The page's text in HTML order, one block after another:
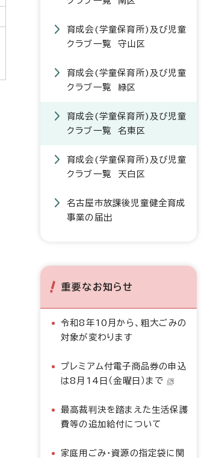
育成会(学童保育所)及び児童
クラブ一覧 守山区
育成会(学童保育所)及び児童
クラブ一覧 緑区
育成会(学童保育所)及び児童
クラブ一覧 名東区
育成会(学童保育所)及び児童
クラブ一覧 天白区
名古屋市放課後児童健全育成
事業の届出
重要なお知らせ
令和8年10月から、粗大ごみの
対象が変わります
プレミアム付電子商品券の申込
は8月14日（金曜日）まで
最高裁判決を踏まえた生活保護
費等の追加給付について
家庭用ごみ・資源の指定袋に関